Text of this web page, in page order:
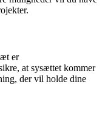
er
at sysættet kommer
der vil holde dine